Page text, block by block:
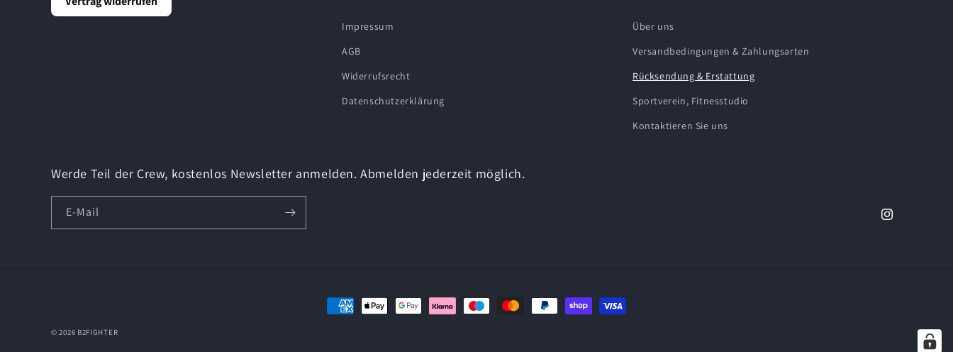
Impressum
AGB
Widerrufsrecht
Datenschutzerklärung
Über uns
Versandbedingungen & Zahlungsarten
Rücksendung & Erstattung
Sportverein, Fitnesstudio
Kontaktieren Sie uns
Werde Teil der Crew, kostenlos Newsletter anmelden. Abmelden jederzeit möglich.
E-Mail
Instagram
Zahlungsmethoden
© 2026 B2FIGHTER